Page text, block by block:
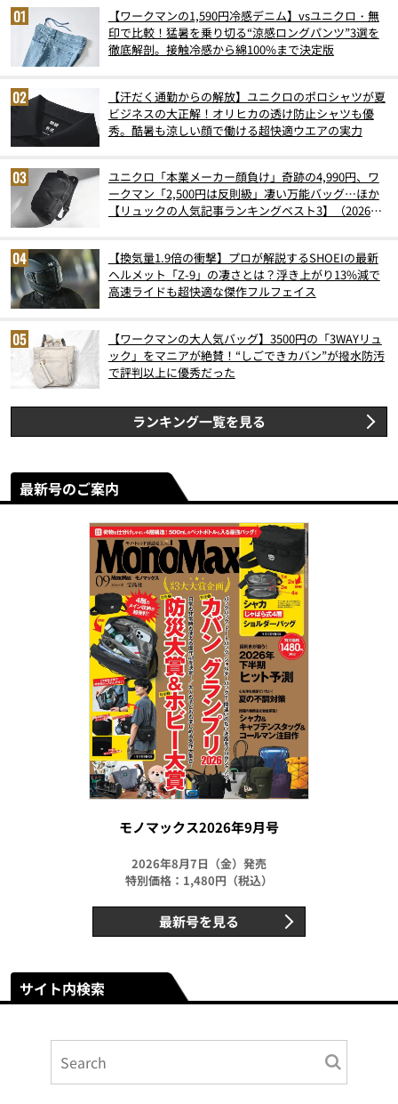
【ワークマンの1,590円冷感デニム】vsユニクロ・無
印で比較！猛暑を乗り切る“涼感ロングパンツ”3選を
徹底解剖。接触冷感から綿100%まで決定版
【汗だく通勤からの解放】ユニクロのポロシャツが夏
ビジネスの大正解！オリヒカの透け防止シャツも優
秀。酷暑も涼しい顔で働ける超快適ウエアの実力
ユニクロ「本業メーカー顔負け」奇跡の4,990円、ワ
ークマン「2,500円は反則級」凄い万能バッグ…ほか
【リュックの人気記事ランキングベスト3】（2026年
【換気量1.9倍の衝撃】プロが解説するSHOEIの最新
ヘルメット「Z-9」の凄さとは？浮き上がり13%減で
高速ライドも超快適な傑作フルフェイス
【ワークマンの大人気バッグ】3500円の「3WAYリュ
ック」をマニアが絶賛！“しごできカバン”が撥水防汚
で評判以上に優秀だった
ランキング一覧を見る
最新号のご案内
モノマックス2026年9月号
2026年8月7日（金）発売
特別価格：1,480円（税込）
最新号を見る
サイト内検索